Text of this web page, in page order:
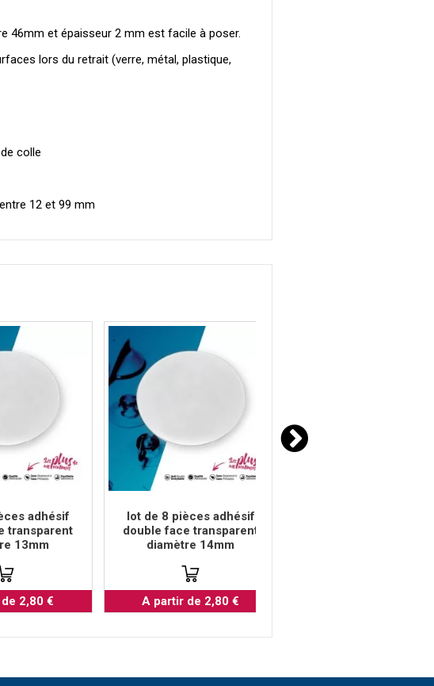
et épaisseur 2 mm est facile à poser.
lors du retrait (verre, métal, plastique,
colle
12 et 99 mm
adhésif
transparent
13mm
2,80 €
lot de 8 pièces adhésif
double face transparent
diamètre 14mm
A partir de 2,80 €